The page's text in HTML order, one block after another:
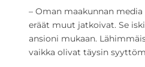
– Oman maakunnan
eräät muut jatkoivat. Se
ansioni mukaan.
vaikka olivat täysin